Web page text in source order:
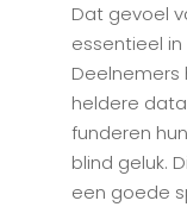
Dat gevoel
essentieel
heldere
funderen
blind geluk.
een goede